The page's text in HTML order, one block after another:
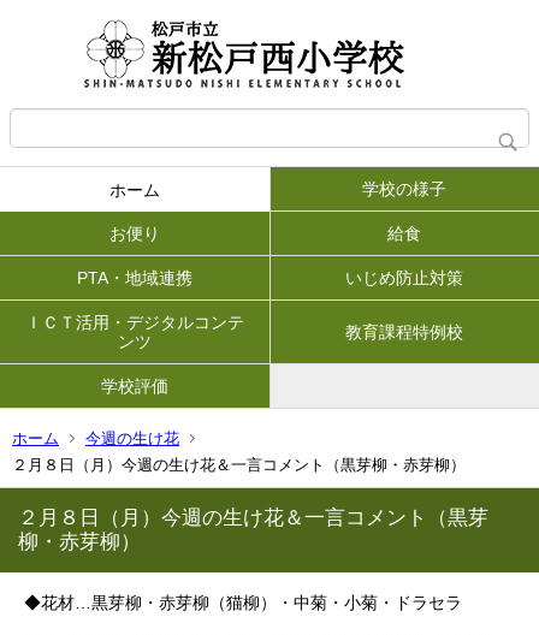
ホーム 学校の様子
お便り 給食
PTA・地域連携 いじめ防止対策
ＩＣＴ活用・デジタルコンテ
ンツ
教育課程特例校
学校評価
ホーム
今週の生け花
２月８日（月）今週の生け花＆一言コメント（黒芽柳・赤芽柳）
２月８日（月）今週の生け花＆一言コメント（黒芽
柳・赤芽柳）
◆花材…黒芽柳・赤芽柳（猫柳）・中菊・小菊・ドラセラ